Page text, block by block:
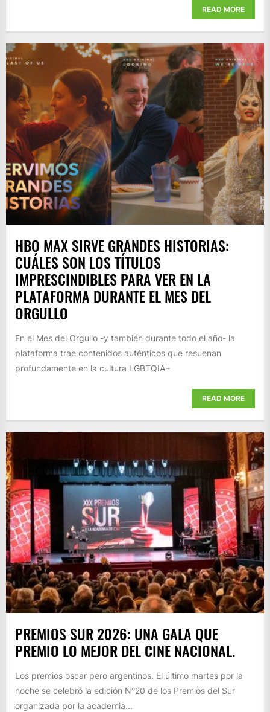
READ MORE
HBO MAX SIRVE GRANDES HISTORIAS:
CUÁLES SON LOS TÍTULOS
IMPRESCINDIBLES PARA VER EN LA
PLATAFORMA DURANTE EL MES DEL
ORGULLO
En el Mes del Orgullo -y también durante todo el año- la
plataforma trae contenidos auténticos que resuenan
profundamente en la cultura LGBTQIA+
READ MORE
PREMIOS SUR 2026: UNA GALA QUE
PREMIO LO MEJOR DEL CINE NACIONAL.
Los premios oscar pero argentinos. El último martes por la
noche se celebró la edición N°20 de los Premios del Sur
organizada por la academia...